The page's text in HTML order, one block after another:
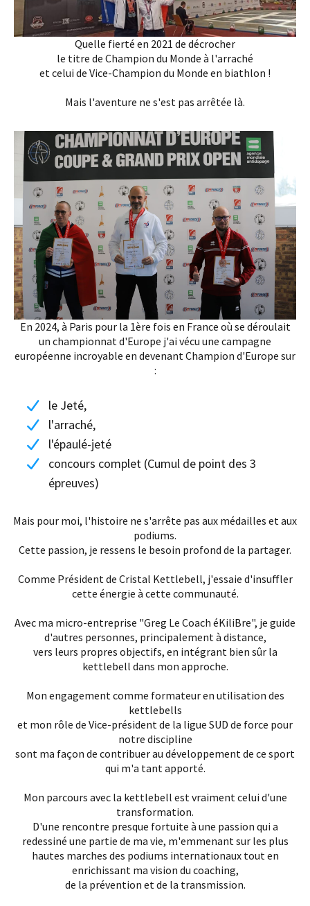
Quelle fierté en 2021 de décrocher
le titre de Champion du Monde à l'arraché
et celui de Vice-Champion du Monde en biathlon !
Mais l'aventure ne s'est pas arrêtée là.
En 2024, à Paris pour la 1ère fois en France où se déroulait
un championnat d'Europe j'ai vécu une campagne
européenne incroyable en devenant Champion d'Europe sur
:
le Jeté,
l'arraché,
l'épaulé-jeté
concours complet (Cumul de point des 3
épreuves)
Mais pour moi, l'histoire ne s'arrête pas aux médailles et aux
podiums.
Cette passion, je ressens le besoin profond de la partager.
Comme Président de Cristal Kettlebell, j'essaie d'insuffler
cette énergie à cette communauté.
Avec ma micro-entreprise "Greg Le Coach éKiliBre", je guide
d'autres personnes, principalement à distance,
vers leurs propres objectifs, en intégrant bien sûr la
kettlebell dans mon approche.
Mon engagement comme formateur en utilisation des
kettlebells
et mon rôle de Vice-président de la ligue SUD de force pour
notre discipline
sont ma façon de contribuer au développement de ce sport
qui m'a tant apporté.
Mon parcours avec la kettlebell est vraiment celui d'une
transformation.
D'une rencontre presque fortuite à une passion qui a
redessiné une partie de ma vie, m'emmenant sur les plus
hautes marches des podiums internationaux tout en
enrichissant ma vision du coaching,
de la prévention et de la transmission.